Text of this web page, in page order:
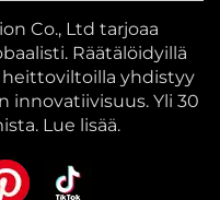
Co., Ltd tarjoaa
Räätälöidyillä
heittoviltoilla yhdistyy
innovatiivisuus. Yli 30
Lue lisää.